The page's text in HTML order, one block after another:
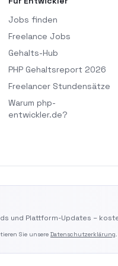
Jobs finden
Freelance Jobs
Gehalts-Hub
PHP Gehaltsreport 2026
Freelancer Stundensätze
Warum php-
entwickler.de?
und Plattform-Updates –
Sie unsere Datenschutzerklärung.